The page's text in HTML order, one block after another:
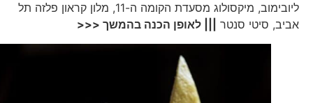
ליובימוב, מיקסולוג מסעדת הקומה ה-11, מלון קראון פלזה תל
אביב, סיטי סנטר||| לאופן הכנה בהמשך <<<